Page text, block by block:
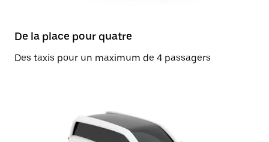
De la place pour quatre
Des taxis pour un maximum de 4 passagers